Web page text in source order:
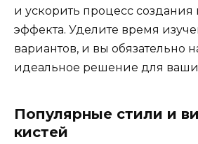
и ускорить процесс создания
эффекта. Уделите время
вариантов, и вы обязательно
идеальное решение для
Популярные стили и
кистей